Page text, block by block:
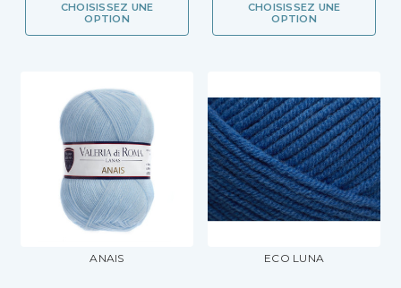
CHOISISSEZ UNE
OPTION
CHOISISSEZ UNE
OPTION
ANAIS ECO LUNA